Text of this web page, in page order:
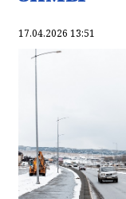
17.04.2026 13:51